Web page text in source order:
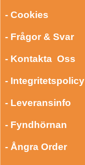
- Cookies
- Frågor & Svar
- Kontakta Oss
- Integritetspolicy
- Leveransinfo
- Fyndhörnan
- Ångra Order